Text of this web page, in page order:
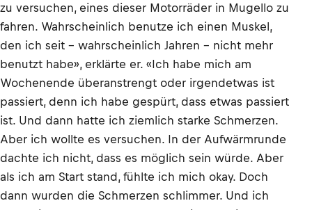
zu versuchen, eines dieser Motorräder in Mugello zu
fahren. Wahrscheinlich benutze ich einen Muskel,
den ich seit – wahrscheinlich Jahren – nicht mehr
benutzt habe», erklärte er. «Ich habe mich am
Wochenende überanstrengt oder irgendetwas ist
passiert, denn ich habe gespürt, dass etwas passiert
ist. Und dann hatte ich ziemlich starke Schmerzen.
Aber ich wollte es versuchen. In der Aufwärmrunde
dachte ich nicht, dass es möglich sein würde. Aber
als ich am Start stand, fühlte ich mich okay. Doch
dann wurden die Schmerzen schlimmer. Und ich